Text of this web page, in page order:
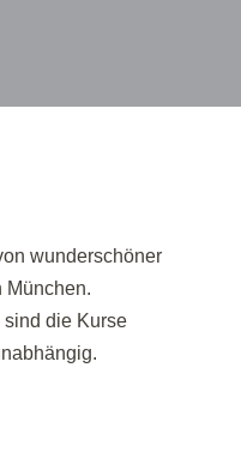
wunderschöner
München.
sind die Kurse